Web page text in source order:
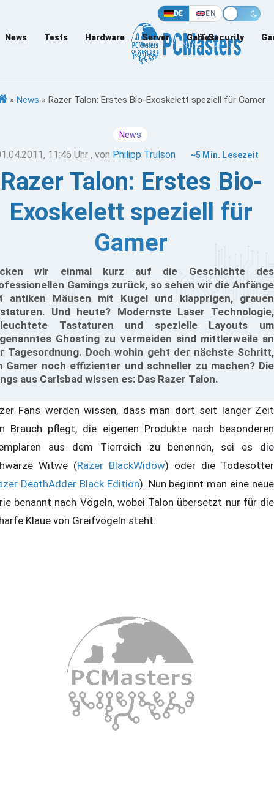
DE EN
News Tests Hardware Server Games
IT-Security
» News » Razer Talon: Erstes Bio-Exoskelett speziell für Gamer
News
11:46 Uhr , von Philipp Trulson ~5 Min. Lesezeit
Razer Talon: Erstes Bio-
Exoskelett speziell für
Gamer
wir einmal kurz auf die Geschichte des
Gamings zurück, so sehen wir die Anfänge
antiken Mäusen mit Kugel und klapprigen, grauen
Und heute? Modernste Laser Technologie,
Tastaturen und spezielle Layouts um
Ghosting zu vermeiden sind mittlerweile an
Tagesordnung. Doch wohin geht der nächste Schritt,
Gamer noch effizienter und schneller zu machen? Die
aus Carlsbad wissen es: Das Razer Talon.
Fans werden wissen, dass man dort seit langer Zeit
Brauch pflegt, die eigenen Produkte nach besonderen
aus dem Tierreich zu benennen, sei es die
Witwe (Razer BlackWidow) oder die Todesotter
DeathAdder Black Edition). Nun beginnt man eine neue
benannt nach Vögeln, wobei Talon übersetzt nur für die
Klaue von Greifvögeln steht.